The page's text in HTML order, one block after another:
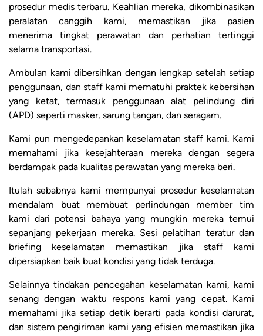
prosedur medis terbaru. Keahlian mereka, dikombinasikan
peralatan canggih kami, memastikan jika pasien
menerima tingkat perawatan dan perhatian tertinggi
selama transportasi.
Ambulan kami dibersihkan dengan lengkap setelah setiap
penggunaan, dan staff kami mematuhi praktek kebersihan
yang ketat, termasuk penggunaan alat pelindung diri
(APD) seperti masker, sarung tangan, dan seragam.
Kami pun mengedepankan keselamatan staff kami. Kami
memahami jika kesejahteraan mereka dengan segera
berdampak pada kualitas perawatan yang mereka beri.
Itulah sebabnya kami mempunyai prosedur keselamatan
mendalam buat membuat perlindungan member tim
kami dari potensi bahaya yang mungkin mereka temui
sepanjang pekerjaan mereka. Sesi pelatihan teratur dan
briefing keselamatan memastikan jika staff kami
dipersiapkan baik buat kondisi yang tidak terduga.
Selainnya tindakan pencegahan keselamatan kami, kami
senang dengan waktu respons kami yang cepat. Kami
memahami jika setiap detik berarti pada kondisi darurat,
dan sistem pengiriman kami yang efisien memastikan jika